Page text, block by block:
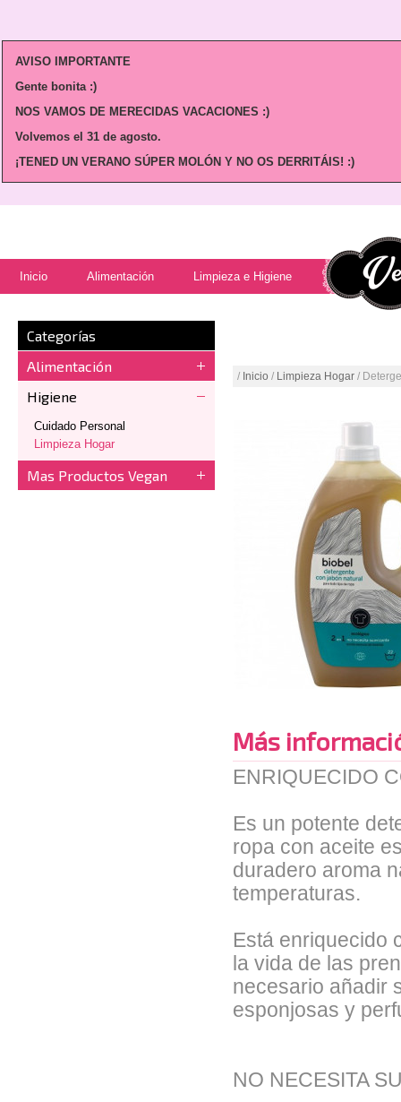
AVISO IMPORTANTE
Gente bonita :)
NOS VAMOS DE MERECIDAS VACACIONES :)
Volvemos el 31 de agosto.
¡TENED UN VERANO SÚPER MOLÓN Y NO OS DERRITÁIS! :)
Inicio Alimentación Limpieza e Higiene
Categorías
Alimentación
Higiene
Cuidado Personal
Limpieza Hogar
Mas Productos Vegan
/ Inicio / Limpieza Hogar /
Más
ENRIQUECIDO
Es un potente
ropa con aceite
duradero aroma
temperaturas.
Está enriquecido
la vida de las
necesario añadir
esponjosas y
NO NECESITA